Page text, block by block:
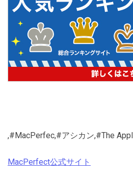
,#MacPerfec,#アシカン,#The
MacPerfect公式サイト